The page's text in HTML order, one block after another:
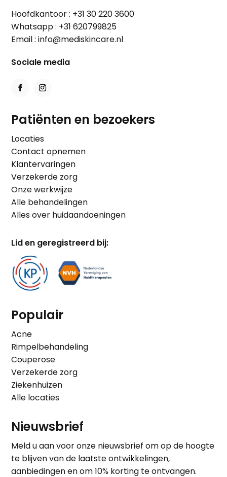
Hoofdkantoor : +31 30 220 3600
Whatsapp : +31 620799825
Email : info@mediskincare.nl
Sociale media
Patiënten en bezoekers
Locaties
Contact opnemen
Klantervaringen
Verzekerde zorg
Onze werkwijze
Alle behandelingen
Alles over huidaandoeningen
Lid en geregistreerd bij:
Populair
Acne
Rimpelbehandeling
Couperose
Verzekerde zorg
Ziekenhuizen
Alle locaties
Nieuwsbrief
Meld u aan voor onze nieuwsbrief om op de hoogte
te blijven van de laatste ontwikkelingen,
aanbiedingen en om 10% korting te ontvangen.